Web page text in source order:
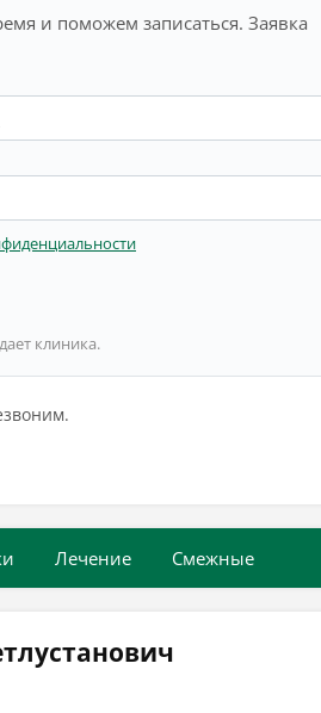
и поможем записаться. Заявка
клиника.
Лечение Смежные